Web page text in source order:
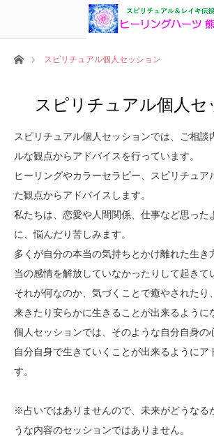
ホームスピリチュアル個人セッション
スピリチュアル個人セ
スピリチュアル個人セッションでは、ご相談
ルな観点からアドバイスを行っています。
ヒーリングやカラーセラピー、スピリチュア
た観点からアドバイスします。
私たちは、恋愛や人間関係、仕事など思った
に、悩んだり苦しみます。
多くが自分の本当の気持ちとかけ離れた生き
当の感情を解放していなかったりして起きて
それが何なのか、気づくことで癒やされたり
来きたり安らかに生きることが出来るように
個人セッションでは、そのような自分自身の
自分自身で生きていくことが出来るようにア
す。
※占いではありませんので、未来がどうなる
うな内容のセッションではありません。